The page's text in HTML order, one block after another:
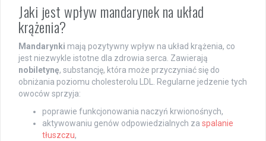
Jaki jest wpływ mandarynek na układ
krążenia?
Mandarynki mają pozytywny wpływ na układ krążenia, co
jest niezwykle istotne dla zdrowia serca. Zawierają
nobiletynę, substancję, która może przyczyniać się do
obniżania poziomu cholesterolu LDL. Regularne jedzenie tych
owoców sprzyja:
poprawie funkcjonowania naczyń krwionośnych,
aktywowaniu genów odpowiedzialnych za spalanie
tłuszczu,